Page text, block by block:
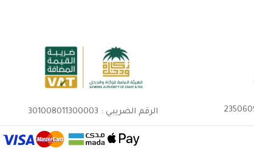
الرقم الضريبي : 301008011300003